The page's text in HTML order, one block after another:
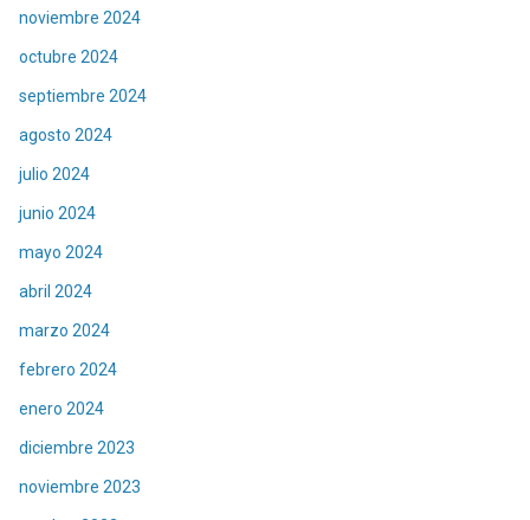
noviembre 2024
octubre 2024
septiembre 2024
agosto 2024
julio 2024
junio 2024
mayo 2024
abril 2024
marzo 2024
febrero 2024
enero 2024
diciembre 2023
noviembre 2023